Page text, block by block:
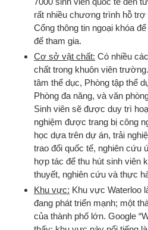
rất nhiều chương trình hỗ
Cổng thông tin ngoại khóa
để tham gia.
Cơ sở vật chất: Có nhiều
chất trong khuôn viên
tâm thể dục, Phòng tập thể
Phòng đa năng, và văn
Sinh viên sẽ được duy trì
nghiệm được trang bị công
học dựa trên dự án, trải
trao đổi quốc tế, nghiên cứu
hợp tác để thu hút sinh viên
thuyết, nghiên cứu và thực
Khu vực: Khu vực Waterloo
đang phát triển mạnh; một
của thành phố lớn. Google